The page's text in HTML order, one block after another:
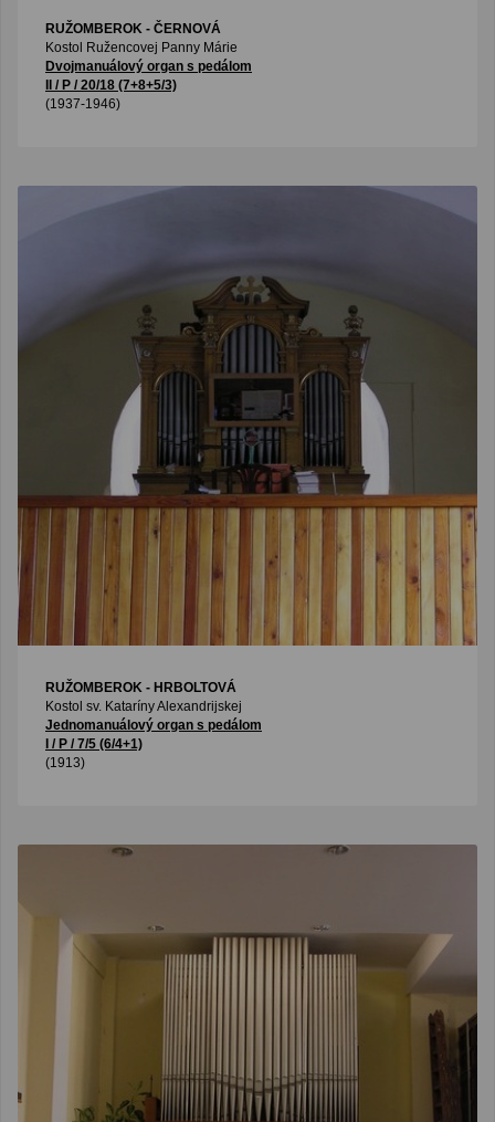
RUŽOMBEROK - ČERNOVÁ
Kostol Ružencovej Panny Márie
Dvojmanuálový organ s pedálom
II / P / 20/18 (7+8+5/3)
(1937-1946)
RUŽOMBEROK - HRBOLTOVÁ
Kostol sv. Kataríny Alexandrijskej
Jednomanuálový organ s pedálom
I / P / 7/5 (6/4+1)
(1913)